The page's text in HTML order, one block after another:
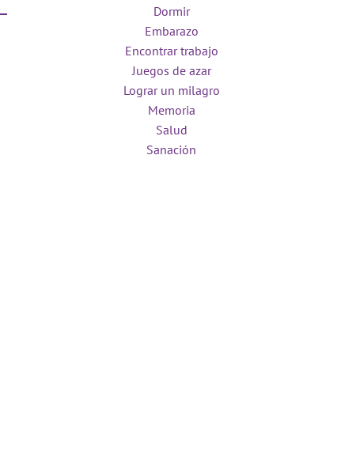
Dormir
Embarazo
Encontrar trabajo
Juegos de azar
Lograr un milagro
Memoria
Salud
Sanación